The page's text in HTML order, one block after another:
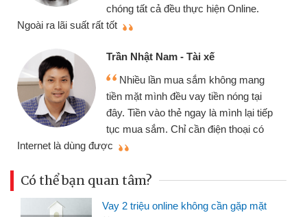
chóng tất cả đều thực hiện Online.
Ngoài ra lãi suất rất tốt
Trần Nhật Nam - Tài xế
Nhiều lần mua sắm không mang
tiền mặt mình đều vay tiền nóng tại
đây. Tiền vào thẻ ngay là mình lại tiếp
tục mua sắm. Chỉ cần điện thoại có
Internet là dùng được
Có thể bạn quan tâm?
Vay 2 triệu online không cần gặp mặt